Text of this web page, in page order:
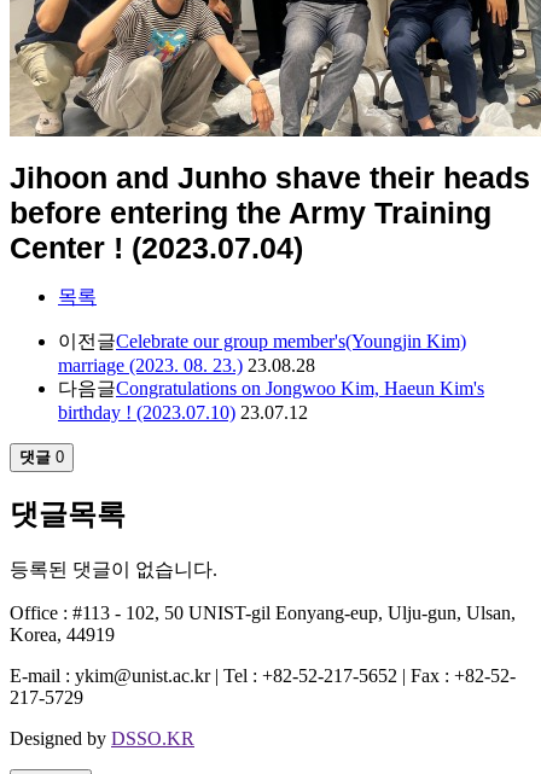
Jihoon and Junho shave their heads
before entering the Army Training
Center ! (2023.07.04)
목록
이전글Celebrate our group member's(Youngjin Kim)
marriage (2023. 08. 23.) 23.08.28
다음글Congratulations on Jongwoo Kim, Haeun Kim's
birthday ! (2023.07.10) 23.07.12
댓글 0
댓글목록
등록된 댓글이 없습니다.
Office : #113 - 102, 50 UNIST-gil Eonyang-eup, Ulju-gun, Ulsan,
Korea, 44919
E-mail : ykim@unist.ac.kr | Tel : +82-52-217-5652 | Fax : +82-52-
217-5729
Designed by DSSO.KR